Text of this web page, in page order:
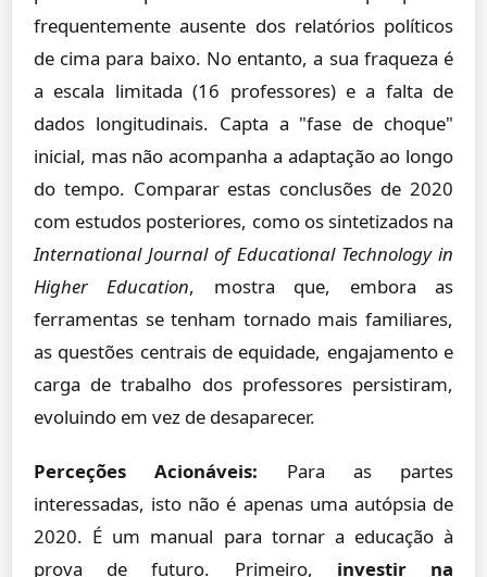
frequentemente ausente dos relatórios políticos
de cima para baixo. No entanto, a sua fraqueza é
a escala limitada (16 professores) e a falta de
dados longitudinais. Capta a "fase de choque"
inicial, mas não acompanha a adaptação ao longo
do tempo. Comparar estas conclusões de 2020
com estudos posteriores, como os sintetizados na
International Journal of Educational Technology in
Higher Education, mostra que, embora as
ferramentas se tenham tornado mais familiares,
as questões centrais de equidade, engajamento e
carga de trabalho dos professores persistiram,
evoluindo em vez de desaparecer.
Perceções Acionáveis: Para as partes
interessadas, isto não é apenas uma autópsia de
2020. É um manual para tornar a educação à
prova de futuro. Primeiro, investir na